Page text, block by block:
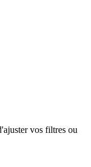
vos filtres ou